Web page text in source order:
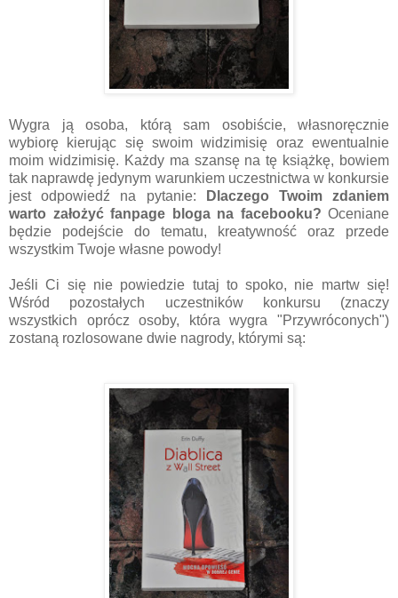
Wygra ją osoba, którą sam osobiście, własnoręcznie
wybiorę kierując się swoim widzimisię oraz ewentualnie
moim widzimisię. Każdy ma szansę na tę książkę, bowiem
tak naprawdę jedynym warunkiem uczestnictwa w konkursie
jest odpowiedź na pytanie:
Dlaczego Twoim zdaniem
warto założyć fanpage bloga na facebooku? Oceniane
będzie podejście do tematu, kreatywność oraz przede
wszystkim Twoje własne powody!
Jeśli Ci się nie powiedzie tutaj to spoko, nie martw się!
Wśród pozostałych uczestników konkursu (znaczy
wszystkich oprócz osoby, która wygra "Przywróconych")
zostaną rozlosowane dwie nagrody, którymi są: